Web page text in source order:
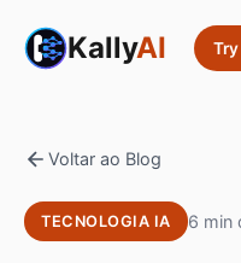
KallyAI
Voltar ao Blog
TECNOLOGIA IA 6 min